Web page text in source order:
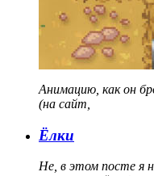
Анимацию, как он
(на сайт,
Ёлки
Не, в этом посте я